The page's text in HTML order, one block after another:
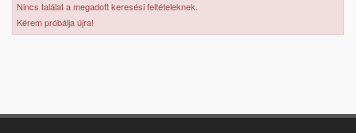
Nincs találat a megadott keresési feltételeknek.
Kérem próbálja újra!